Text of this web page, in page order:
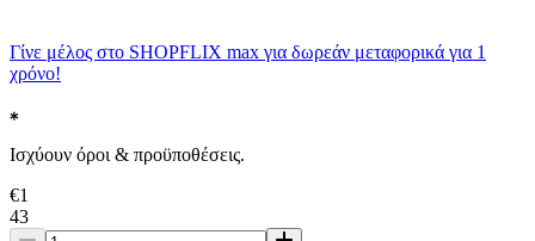
Γίνε μέλος στο SHOPFLIX max για δωρεάν μεταφορικά για 1
χρόνο!
Ισχύουν όροι & προϋποθέσεις.
€1
43